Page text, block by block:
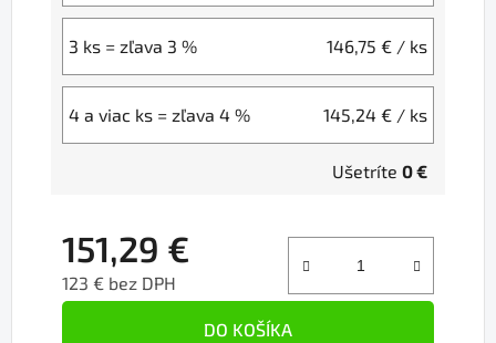
3 ks = zľava 3 % 146,75 € / ks
4 a viac ks = zľava 4 % 145,24 € / ks
Ušetríte 0 €
151,29 €
123 € bez DPH
DO KOŠÍKA